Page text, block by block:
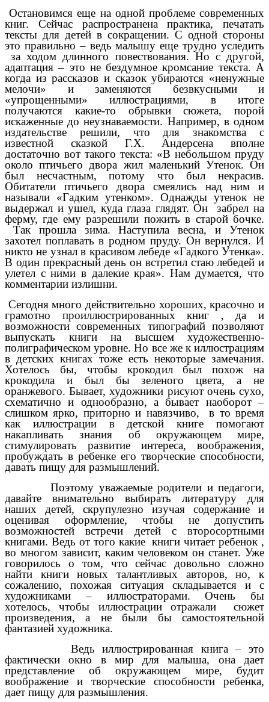
Остановимся еще на одной проблеме современных
книг. Сейчас распространена практика, печатать
тексты для детей в сокращении. С одной стороны
это правильно – ведь малышу еще трудно уследить
за ходом длинного повествования. Но с другой,
адаптация – это не бездумное кромсание текста. А
когда из рассказов и сказок убираются «ненужные
мелочи» и заменяются безвкусными и
«упрощенными» иллюстрациями, в итоге
получаются какие-то обрывки сюжета, порой
искаженные до неузнаваемости. Например, в одном
издательстве решили, что для знакомства с
известной сказкой Г.Х. Андерсена вполне
достаточно вот такого текста: «В небольшом пруду
около птичьего двора жил маленький Утенок. Он
был несчастным, потому что был некрасив.
Обитатели птичьего двора смеялись над ним и
называли «Гадким утенком». Однажды утенок не
выдержал и ушел, куда глаза глядят. Он забрел на
ферму, где ему разрешили пожить в старой бочке.
Так прошла зима. Наступила весна, и Утенок
захотел поплавать в родном пруду. Он вернулся. И
никто не узнал в красивом лебеде «Гадкого Утенка».
В один прекрасный день он встретил стаю лебедей и
улетел с ними в далекие края». Нам думается, что
комментарии излишни.
Сегодня много действительно хороших, красочно и
грамотно проиллюстрированных книг , да и
возможности современных типографий позволяют
выпускать книги на высшем художественно-
полиграфическом уровне. Но все же к иллюстрациям
в детских книгах тоже есть некоторые замечания.
Хотелось бы, чтобы крокодил был похож на
крокодила и был бы зеленого цвета, а не
оранжевого. Бывает, художники рисуют очень сухо,
схематично и однообразно, а бывает наоборот –
слишком ярко, приторно и навязчиво, в то время
как иллюстрации в детской книге помогают
накапливать знания об окружающем мире,
стимулировать развитие интереса, воображения,
пробуждать в ребенке его творческие способности,
давать пищу для размышлений.
Поэтому уважаемые родители и педагоги,
давайте внимательно выбирать литературу для
наших детей, скрупулезно изучая содержание и
оценивая оформление, чтобы не допустить
возможностей встречи детей с второсортными
книгами. Ведь от того какие книги читает ребенок ,
во многом зависит, каким человеком он станет. Уже
говорилось о том, что сейчас довольно сложно
найти книги новых талантливых авторов, но, к
сожалению, похожая ситуация складывается и с
художниками – иллюстраторами. Очень бы
хотелось, чтобы иллюстрации отражали сюжет
произведения, а не были бы самостоятельной
фантазией художника.
Ведь иллюстрированная книга – это
фактически окно в мир для малыша, она дает
представление об окружающем мире, будит
воображение и творческие способности ребенка,
дает пищу для размышления.